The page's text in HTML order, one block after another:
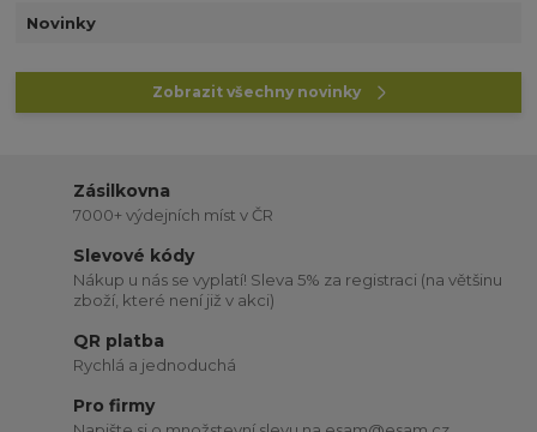
Novinky
Zobrazit všechny novinky
Zásilkovna
7000+ výdejních míst v ČR
Slevové kódy
Nákup u nás se vyplatí! Sleva 5% za registraci (na většinu
zboží, které není již v akci)
QR platba
Rychlá a jednoduchá
Pro firmy